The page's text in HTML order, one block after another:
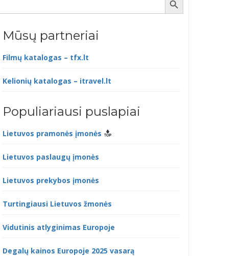
Mūsų partneriai
Filmų katalogas – tfx.lt
Kelionių katalogas – itravel.lt
Populiariausi puslapiai
Lietuvos pramonės įmonės
Lietuvos paslaugų įmonės
Lietuvos prekybos įmonės
Turtingiausi Lietuvos žmonės
Vidutinis atlyginimas Europoje
Degalų kainos Europoje 2025 vasarą